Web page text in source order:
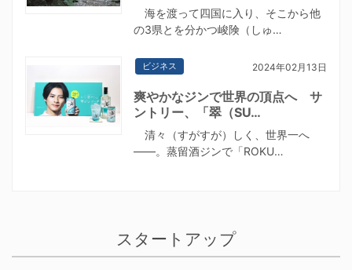
海を渡って四国に入り、そこから他
の3県とを分かつ峻険（しゅ…
ビジネス 2024年02月13日
爽やかなジンで世界の頂点へ サ
ントリー、「翠（SU…
清々（すがすが）しく、世界一へ
——。蒸留酒ジンで「ROKU…
スタートアップ